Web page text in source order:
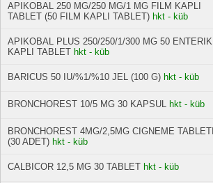
APIKOBAL 250 MG/250 MG/1 MG FILM KAPLI
TABLET (50 FILM KAPLI TABLET) hkt - küb
APIKOBAL PLUS 250/250/1/300 MG 50 ENTERIK
KAPLI TABLET hkt - küb
BARICUS 50 IU/%1/%10 JEL (100 G) hkt - küb
BRONCHOREST 10/5 MG 30 KAPSUL hkt - küb
BRONCHOREST 4MG/2,5MG CIGNEME TABLETI
(30 ADET) hkt - küb
CALBICOR 12,5 MG 30 TABLET hkt - küb